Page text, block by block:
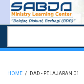
Skip
content
HOME / DAD - PELAJARAN 01